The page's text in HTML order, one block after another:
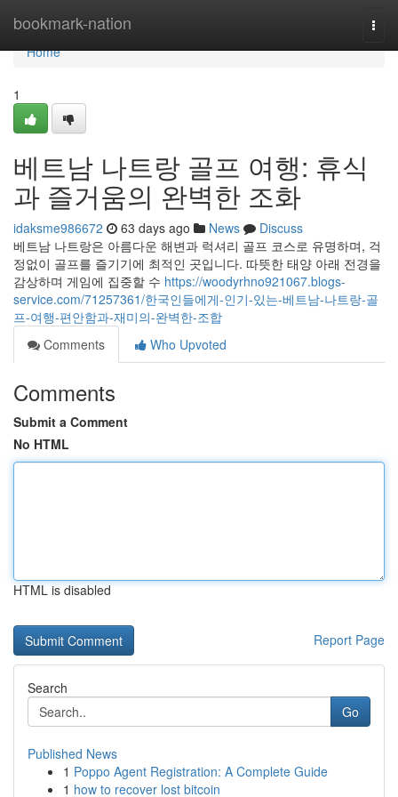
bookmark-nation
Home
Home
1
베트남 나트랑 골프 여행: 휴식
과 즐거움의 완벽한 조화
idaksme986672 63 days ago News
Discuss
베트남 나트랑은 아름다운 해변과 럭셔리 골프 코스로 유명하며, 걱
정없이 골프를 즐기기에 최적인 곳입니다. 따뜻한 태양 아래 전경을
감상하며 게임에 집중할 수 https://woodyrhno921067.blogs-
service.com/71257361/한국인들에게-인기-있는-베트남-나트랑-골
프-여행-편안함과-재미의-완벽한-조합
Comments
Who Upvoted
Comments
Submit a Comment
No HTML
HTML is disabled
Report Page
Search
Go
Published News
1 Poppo Agent Registration: A Complete Guide
1 how to recover lost bitcoin